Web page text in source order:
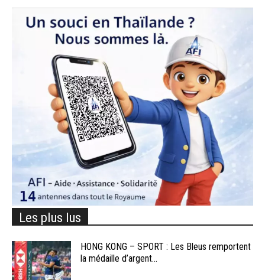
Les plus lus
HONG KONG – SPORT : Les Bleus remportent
la médaille d’argent...